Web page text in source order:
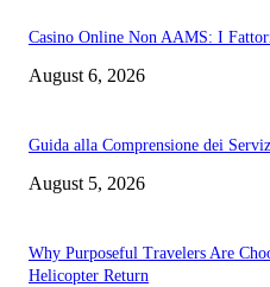
Casino Online Non AAMS: I
August 6, 2026
Guida alla Comprensione dei
August 5, 2026
Why Purposeful Travelers Are
Helicopter Return